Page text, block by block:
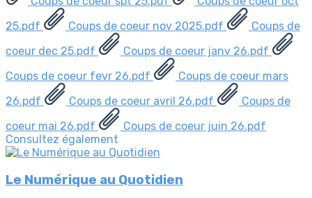
25.pdf
Coups de coeur nov 2025.pdf
Coups de
coeur dec 25.pdf
Coups de coeur janv 26.pdf
Coups de coeur fevr 26.pdf
Coups de coeur mars
26.pdf
Coups de coeur avril 26.pdf
Coups de
coeur mai 26.pdf
Coups de coeur juin 26.pdf
Consultez également
Le Numérique au Quotidien